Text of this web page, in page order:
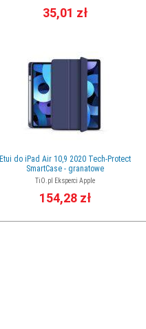
35,01 zł
Etui do iPad Air 10,9 2020 Tech-Protect
SmartCase - granatowe
TiO.pl Eksperci Apple
154,28 zł